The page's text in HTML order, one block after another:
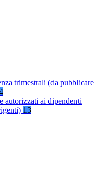
trimestrali (da pubblicare
autorizzati ai dipendenti
13